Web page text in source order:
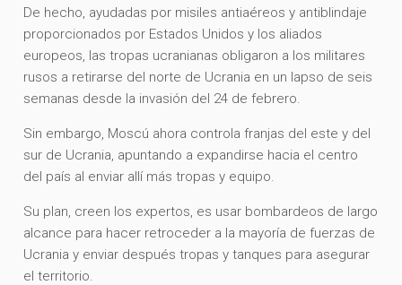
De hecho, ayudadas por misiles antiaéreos y antiblindaje
proporcionados por Estados Unidos y los aliados
europeos, las tropas ucranianas obligaron a los militares
rusos a retirarse del norte de Ucrania en un lapso de seis
semanas desde la invasión del 24 de febrero.
Sin embargo, Moscú ahora controla franjas del este y del
sur de Ucrania, apuntando a expandirse hacia el centro
del país al enviar allí más tropas y equipo.
Su plan, creen los expertos, es usar bombardeos de largo
alcance para hacer retroceder a la mayoría de fuerzas de
Ucrania y enviar después tropas y tanques para asegurar
el territorio.